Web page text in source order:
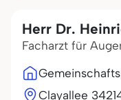
Herr Dr.
Facharzt für
Clayallee 342